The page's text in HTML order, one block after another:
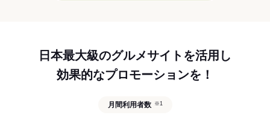
日本最大級のグルメサイトを活用し
効果的なプロモーションを！
月間利用者数 ※1